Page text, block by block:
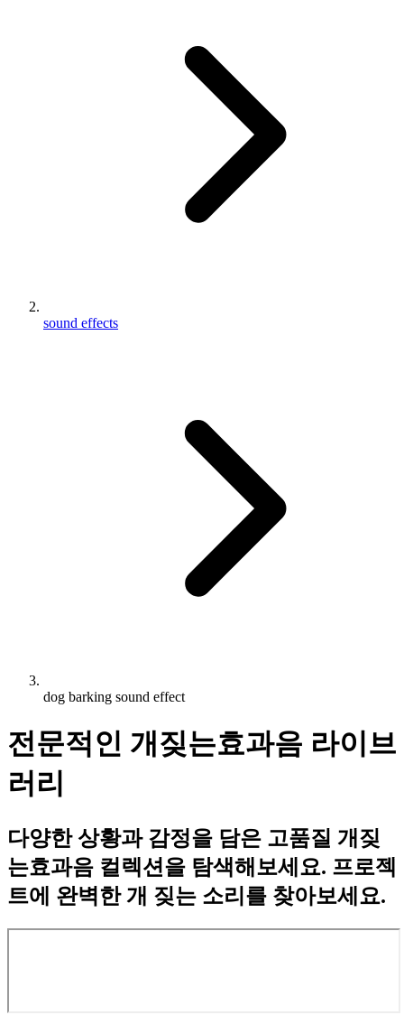
sound effects
dog barking sound effect
전문적인 개짖는효과음 라이브
러리
다양한 상황과 감정을 담은 고품질 개짖
는효과음 컬렉션을 탐색해보세요. 프로젝
트에 완벽한 개 짖는 소리를 찾아보세요.